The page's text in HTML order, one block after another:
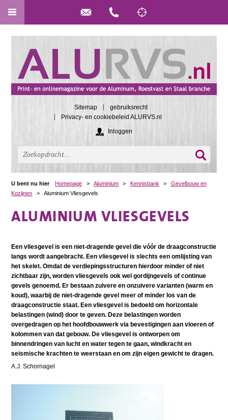
Sitemap
gebruiksrecht
Privacy- en cookiebeleid ALURVS.nl
Inloggen
U bent nu hier Homepage > Aluminium > Kennisbank >
Gevelbouw en
Kozijnen
> Aluminium Vliesgevels
ALUMINIUM VLIESGEVELS
Een vliesgevel is een niet-dragende gevel die vóór de draagconstructie
langs wordt aangebracht. Een vliesgevel is slechts een omlijsting van
het skelet. Omdat de verdiepingsstructuren hierdoor minder of niet
zichtbaar zijn, worden vliesgevels ook wel gordijngevels of continue
gevels genoemd. Er bestaan zuivere en onzuivere varianten (warm en
koud), waarbij de niet-dragende gevel meer of minder los van de
draagconstructie staat. Een vliesgevel is bedoeld om horizontale
belastingen (wind) door te geven. Deze belastingen worden
overgedragen op het hoofdbouwwerk via bevestigingen aan vloeren of
kolommen van dat gebouw. De vliesgevel is ontworpen om
binnendringen van lucht en water tegen te gaan, windkracht en
seismische krachten te weerstaan en om zijn eigen gewicht te dragen.
A.J. Schornagel